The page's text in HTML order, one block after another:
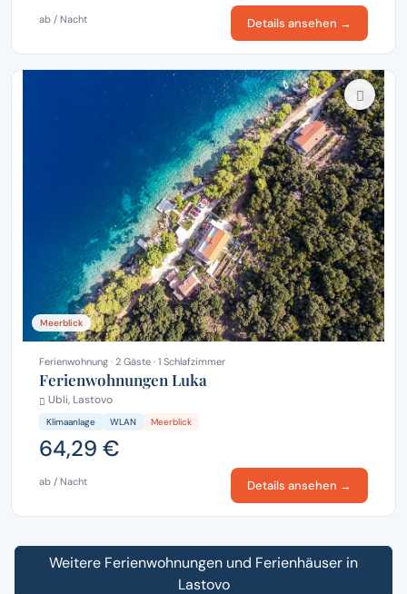
ab / Nacht Details ansehen →
Meerblick
Ferienwohnung · 2 Gäste · 1 Schlafzimmer
Ferienwohnungen Luka
Ubli, Lastovo
Klimaanlage WLAN Meerblick
64,29 €
ab / Nacht Details ansehen →
Weitere Ferienwohnungen und Ferienhäuser in
Lastovo